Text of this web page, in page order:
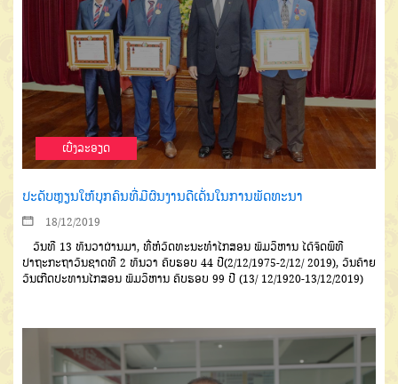
ເບີ່ງລະອຽດ
ປະດັບຫຼຽນໃຫ້ບຸກຄົນທີ່ມີຜົນງານດີເດັ່ນໃນການພັດທະນາ
18/12/2019
ວັນທີ 13 ທັນວາຜ່ານມາ, ທີ່ຫໍວັດທະນະທຳໄກສອນ ພົມວິຫານ ໄດ້ຈັດພິທີ
ປາຖະກະຖາວັນຊາດທີ 2 ທັນວາ ຄົບຮອບ 44 ປີ(2/12/1975-2/12/ 2019), ວັນຄ້າຍ
ວັນເກີດປະທານໄກສອນ ພົມວິຫານ ຄົບຮອບ 99 ປີ (13/ 12/1920-13/12/2019)